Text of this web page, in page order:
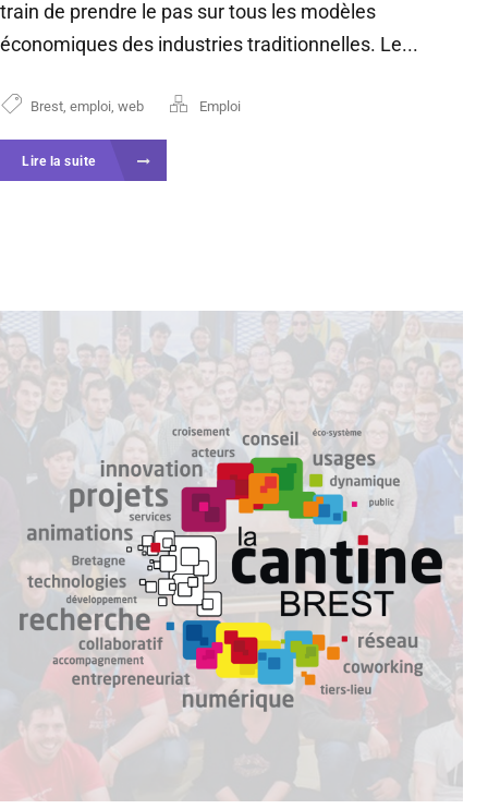
train de prendre le pas sur tous les modèles
économiques des industries traditionnelles. Le...
Brest emploi web Emploi
Lire la suite